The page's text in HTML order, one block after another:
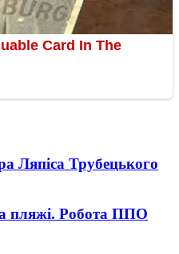
Ляпіса Трубецького
пляжі. Робота ППО